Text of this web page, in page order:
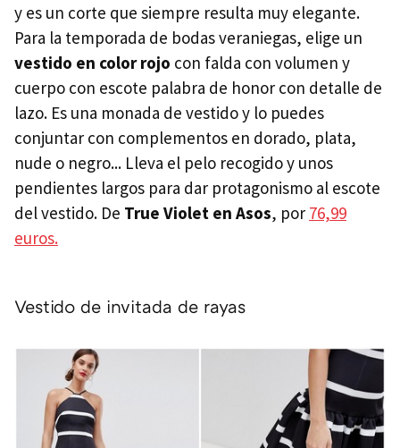
y es un corte que siempre resulta muy elegante.
Para la temporada de bodas veraniegas, elige un
vestido en color rojo con falda con volumen y
cuerpo con escote palabra de honor con detalle de
lazo. Es una monada de vestido y lo puedes
conjuntar con complementos en dorado, plata,
nude o negro... Lleva el pelo recogido y unos
pendientes largos para dar protagonismo al escote
del vestido. De True Violet en Asos, por 76,99
euros.
Vestido de invitada de rayas